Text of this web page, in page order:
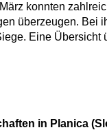
konnten
überzeugen. Bei
Eine Übersicht
in Planica